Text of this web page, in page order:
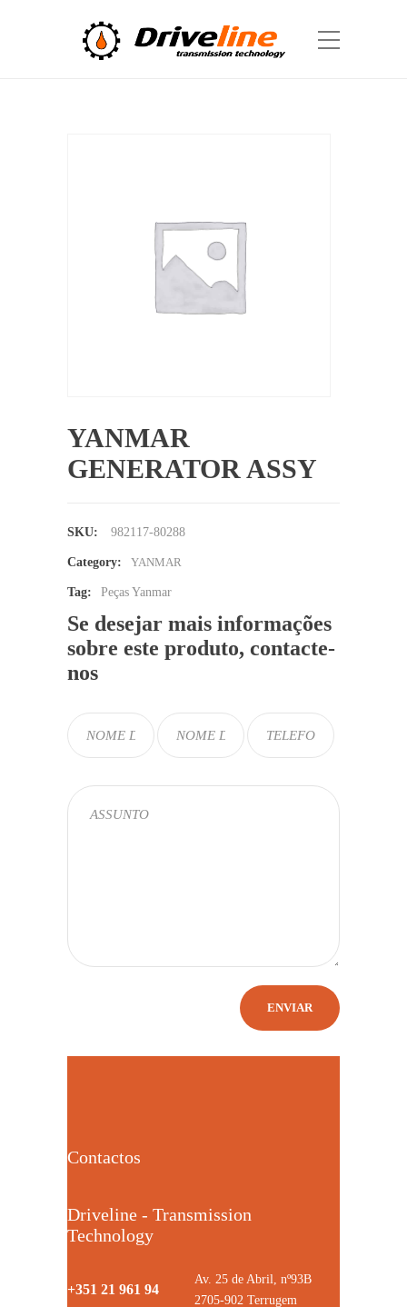
YANMAR
GENERATOR ASSY
SKU: 982117-80288
Category: YANMAR
Tag: Peças Yanmar
Se desejar mais informações
sobre este produto, contacte-
nos
Contactos
Driveline - Transmission
Technology
+351 21 961 94
Av. 25 de Abril, nº93B
2705-902 Terrugem